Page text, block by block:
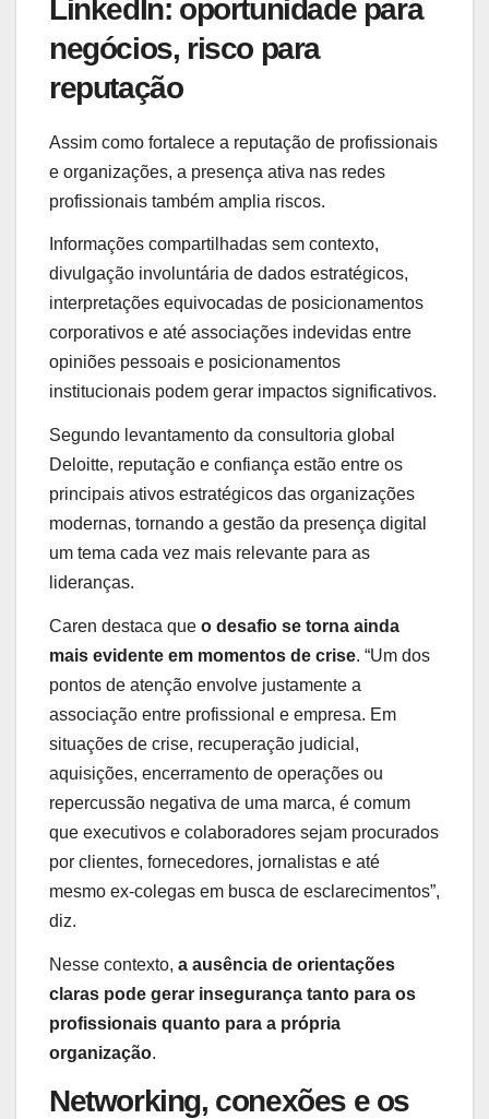
LinkedIn: oportunidade para
negócios, risco para
reputação
Assim como fortalece a reputação de profissionais
e organizações, a presença ativa nas redes
profissionais também amplia riscos.
Informações compartilhadas sem contexto,
divulgação involuntária de dados estratégicos,
interpretações equivocadas de posicionamentos
corporativos e até associações indevidas entre
opiniões pessoais e posicionamentos
institucionais podem gerar impactos significativos.
Segundo levantamento da consultoria global
Deloitte, reputação e confiança estão entre os
principais ativos estratégicos das organizações
modernas, tornando a gestão da presença digital
um tema cada vez mais relevante para as
lideranças.
Caren destaca que o desafio se torna ainda
mais evidente em momentos de crise. “Um dos
pontos de atenção envolve justamente a
associação entre profissional e empresa. Em
situações de crise, recuperação judicial,
aquisições, encerramento de operações ou
repercussão negativa de uma marca, é comum
que executivos e colaboradores sejam procurados
por clientes, fornecedores, jornalistas e até
mesmo ex-colegas em busca de esclarecimentos”,
diz.
Nesse contexto, a ausência de orientações
claras pode gerar insegurança tanto para os
profissionais quanto para a própria
organização.
Networking, conexões e os